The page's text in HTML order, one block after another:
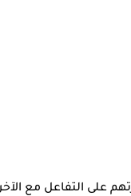
على التفاعل مع